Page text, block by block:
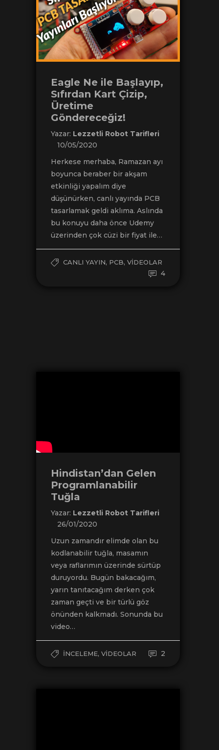
Eagle Ne ile Başlayıp,
Sıfırdan Kart Çizip,
Üretime
Göndereceğiz!
Yazar: Lezzetli Robot Tarifleri
10/05/2020
Herkese merhaba, Ramazan ayı
boyunca beraber bir akşam
etkinliği yapalım diye
düşünürken, canlı yayında PCB
tasarlamak geldi aklıma. Aslında
bu konuyu daha önce Udemy
üzerinden çok cüzi bir fiyat ile…
CANLI YAYIN, PCB, VIDEOLAR
4
Hindistan’dan Gelen
Programlanabilir
Tuğla
Yazar: Lezzetli Robot Tarifleri
26/01/2020
Uzun zamandır elimde olan bu
kodlanabilir tuğla, masamın
veya raflarımın üzerinde sürtüp
duruyordu. Bugün bakacağım,
yarın tanıtacağım derken çok
zaman geçti ve bir türlü göz
önünden kalkmadı. Sonunda bu
video…
İNCELEME, VIDEOLAR 2